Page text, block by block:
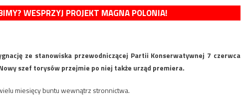
WESPRZYJ PROJEKT MAGNA POLONIA!
ze stanowiska przewodniczącej Partii Konserwatywnej 7 czerwca
szef torysów przejmie po niej także urząd premiera.
miesięcy buntu wewnątrz stronnictwa.